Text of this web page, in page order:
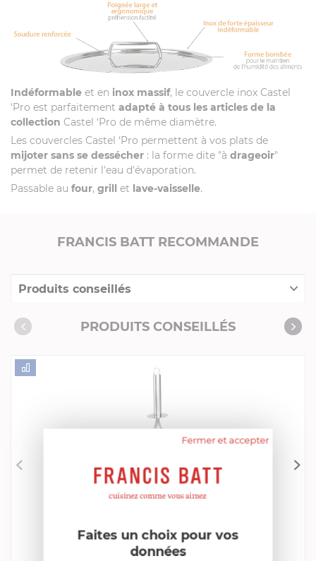
Indéformable et en inox massif, le couvercle inox Castel
‘Pro est parfaitement adapté à tous les articles de la
collection Castel ‘Pro de même diamètre.
Les couvercles Castel ‘Pro permettent à vos plats de
mijoter sans se dessécher : la forme dite "à drageoir"
permet de retenir l'eau d'évaporation.
Passable au four, grill et lave-vaisselle.
FRANCIS BATT RECOMMANDE
Produits conseillés
Consommables complémentaires
PRODUITS CONSEILLÉS
Presse Purée
29,52 €
Fermer et accepter
Faites un choix pour vos
données